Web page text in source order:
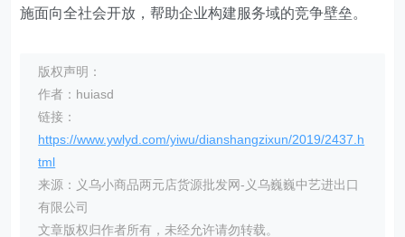
施面向全社会开放，帮助企业构建服务域的竞争壁垒。
版权声明：
作者：huiasd
链接：
https://www.ywlyd.com/yiwu/dianshangzixun/2019/2437.h
tml
来源：义乌小商品两元店货源批发网-义乌巍巍中艺进出口
有限公司
文章版权归作者所有，未经允许请勿转载。